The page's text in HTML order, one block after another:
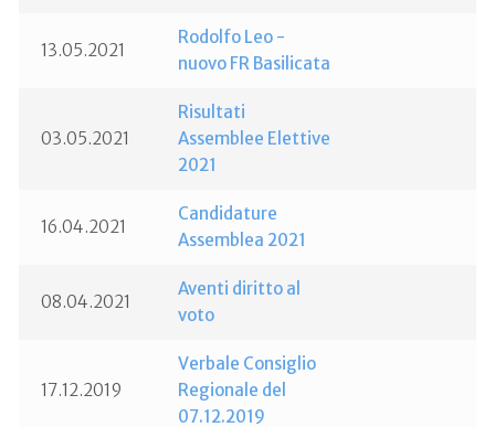
13.05.2021
Rodolfo Leo -
nuovo FR Basilicata
03.05.2021
Risultati
Assemblee Elettive
2021
16.04.2021
Candidature
Assemblea 2021
08.04.2021
Aventi diritto al
voto
17.12.2019
Verbale Consiglio
Regionale del
07.12.2019